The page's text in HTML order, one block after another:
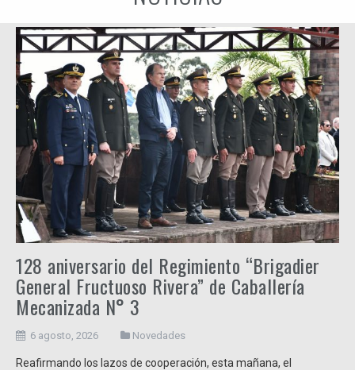
128 aniversario del Regimiento “Brigadier
General Fructuoso Rivera” de Caballería
Mecanizada N° 3
6 agosto, 2026 Novedades
Reafirmando los lazos de cooperación, esta mañana, el